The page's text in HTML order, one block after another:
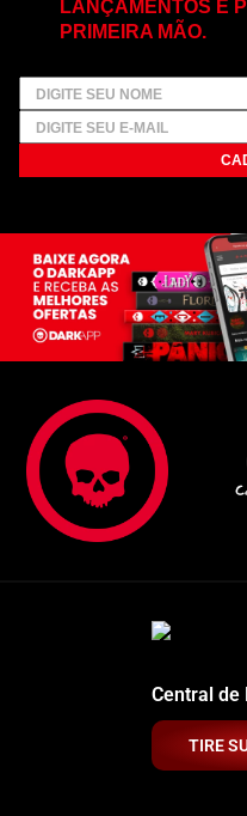
LANÇAMENTOS E
PRIMEIRA MÃO.
Central de
TIRE